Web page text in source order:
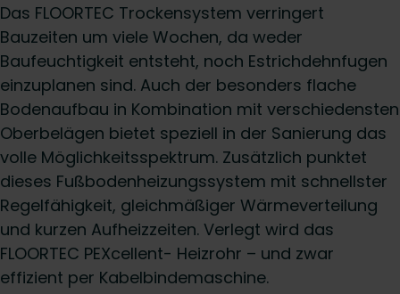
Das FLOORTEC Trockensystem verringert
Bauzeiten um viele Wochen, da weder
Baufeuchtigkeit entsteht, noch Estrichdehnfugen
einzuplanen sind. Auch der besonders flache
Bodenaufbau in Kombination mit verschiedensten
Oberbelägen bietet speziell in der Sanierung das
volle Möglichkeitsspektrum. Zusätzlich punktet
dieses Fußbodenheizungssystem mit schnellster
Regelfähigkeit, gleichmäßiger Wärmeverteilung
und kurzen Aufheizzeiten. Verlegt wird das
FLOORTEC PEXcellent- Heizrohr – und zwar
effizient per Kabelbindemaschine.